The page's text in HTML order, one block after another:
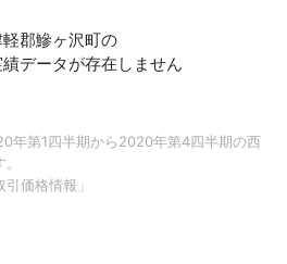
郡鰺ヶ沢町の
データが存在しません
年第1四半期から2020年第4四半期の西
価格情報」